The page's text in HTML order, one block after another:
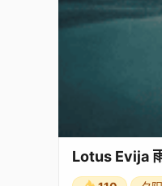
Lotus Evija